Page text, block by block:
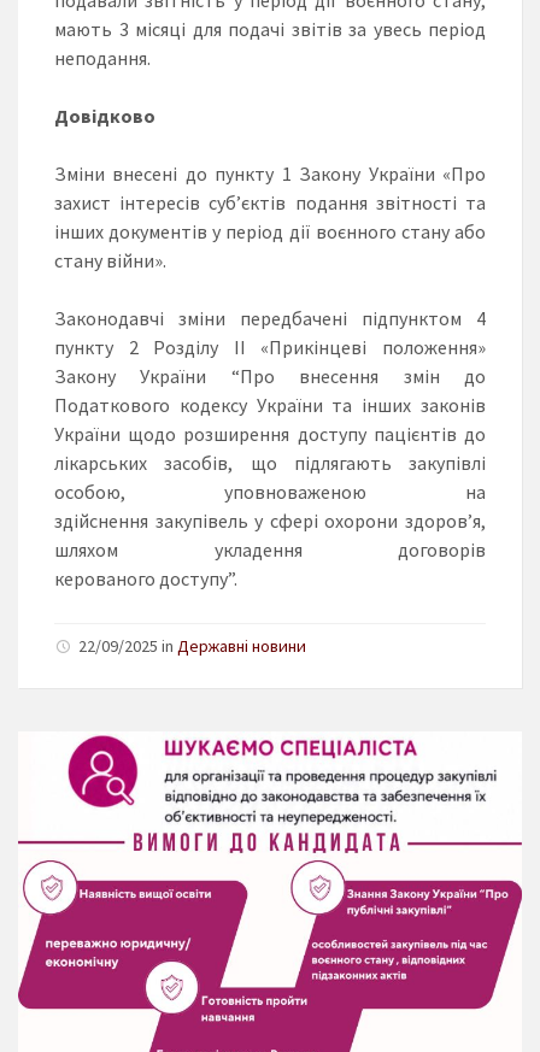
мають 3 місяці для подачі звітів за увесь період
неподання.
Довідково
Зміни внесені до пункту 1 Закону України «Про
захист інтересів суб’єктів подання звітності та
інших документів у період дії воєнного стану або
стану війни».
Законодавчі зміни передбачені підпунктом 4
пункту 2 Розділу ІІ «Прикінцеві положення»
Закону України “Про внесення змін до
Податкового кодексу України та інших законів
України щодо розширення доступу пацієнтів до
лікарських засобів, що підлягають закупівлі
особою, уповноваженою на
здійснення закупівель у сфері охорони здоров’я,
шляхом укладення договорів
керованого доступу”.
22/09/2025 in Державні новини